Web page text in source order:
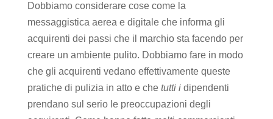
Dobbiamo considerare cose come la
messaggistica aerea e digitale che informa gli
acquirenti dei passi che il marchio sta facendo per
creare un ambiente pulito. Dobbiamo fare in modo
che gli acquirenti vedano effettivamente queste
pratiche di pulizia in atto e che tutti i dipendenti
prendano sul serio le preoccupazioni degli